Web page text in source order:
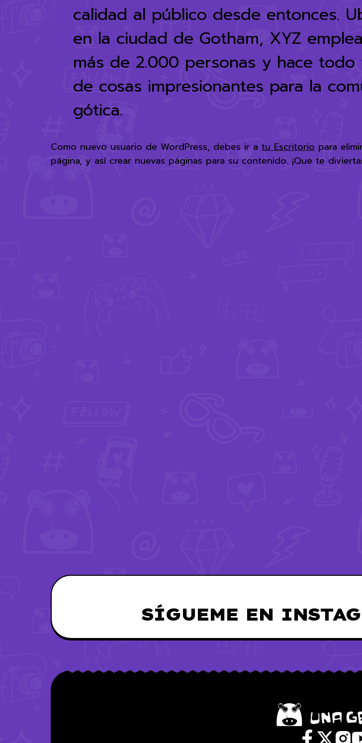
calidad al público desde entonces.
en la ciudad de Gotham, XYZ
más de 2.000 personas y hace todo
de cosas impresionantes para la
gótica.
Como nuevo usuario de WordPress, debes ir a tu Escritorio para
página, y así crear nuevas páginas para su contenido. ¡Que te
SÍGUEME EN